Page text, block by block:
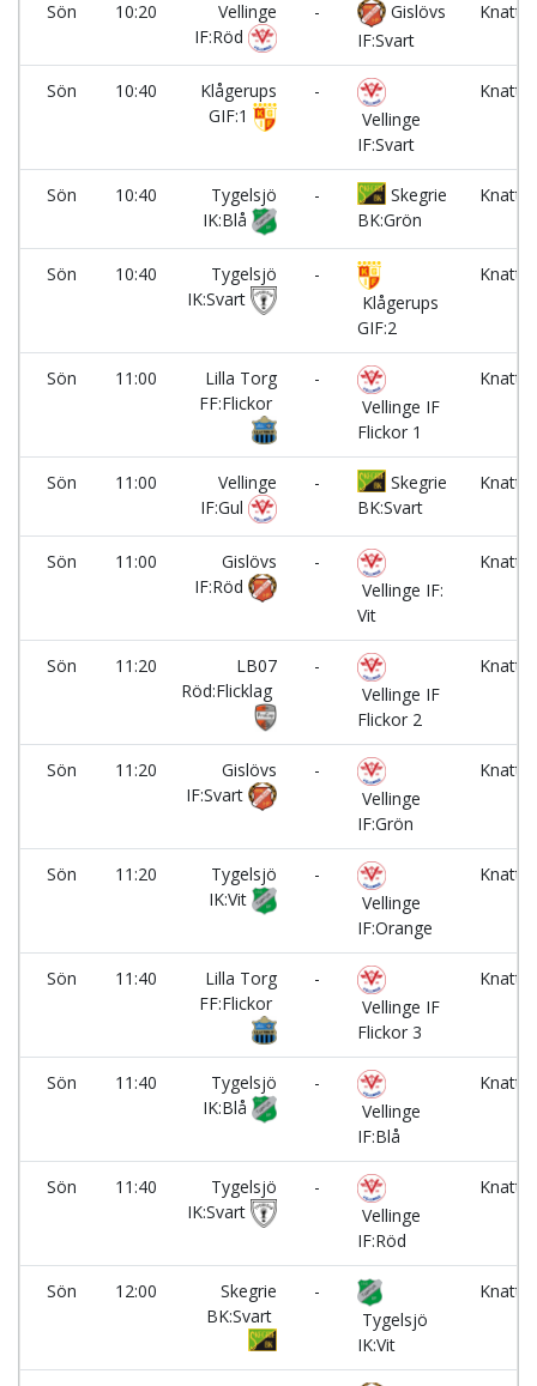
Sön 10:20
Vellinge
IF:Röd
-
Gislövs
IF:Svart
Sön 10:40
Klågerups
GIF:1
-
Vellinge
IF:Svart
Sön 10:40
Tygelsjö
IK:Blå
-
Skegrie
BK:Grön
Sön 10:40
Tygelsjö
IK:Svart
-
Klågerups
GIF:2
Sön 11:00
Lilla Torg
FF:Flickor
-
Vellinge IF
Flickor 1
Sön 11:00
Vellinge
IF:Gul
-
Skegrie
BK:Svart
Sön 11:00
Gislövs
IF:Röd
-
Vellinge IF:
Vit
Sön 11:20
LB07
Röd:Flicklag
-
Vellinge IF
Flickor 2
Sön 11:20
Gislövs
IF:Svart
-
Vellinge
IF:Grön
Sön 11:20
Tygelsjö
IK:Vit
-
Vellinge
IF:Orange
Sön 11:40
Lilla Torg
FF:Flickor
-
Vellinge IF
Flickor 3
Sön 11:40
Tygelsjö
IK:Blå
-
Vellinge
IF:Blå
Sön 11:40
Tygelsjö
IK:Svart
-
Vellinge
IF:Röd
Sön 12:00
Skegrie
BK:Svart
-
Tygelsjö
IK:Vit